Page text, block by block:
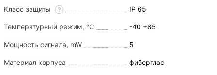
Класс защиты ? IP 65
Температурный режим, °С -40 +85
Мощность сигнала, mW 5
Материал корпуса фиберглас